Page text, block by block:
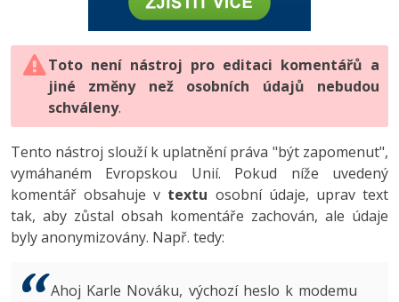
HTML5, CSS3, Bootstrap, SEO
SQL a databáze
Testování a verzování
UML a návrhové vzory
React
Spring
ASP.NET MVC
PHP
JavaScript
Python
HTML / CSS
UML a návrhové vzory
MySQL/MariaDB
MS-SQL
Vývojář mobilních aplikací
C# Game developer
Tester
Systémový administrátor
-80%
JavaScript -80%
PHP -80%
Swift -80%
Kotlin -80%
Digitální gramotnost
Marketing
WordPress
SEO
UX
Business
Photoshop -80%
Adobe Illustrator -80%
Adobe Lightroom
Adobe XD
Adobe InDesign -25%
Adobe After Effects
Toto není nástroj pro editaci komentářů a
jiné změny než osobních údajů nebudou
schváleny.
Tento nástroj slouží k uplatnění práva "být zapomenut",
vymáhaném Evropskou Unií. Pokud níže uvedený
komentář obsahuje v textu osobní údaje, uprav text
tak, aby zůstal obsah komentáře zachován, ale údaje
byly anonymizovány. Např. tedy:
Ahoj Karle Nováku, výchozí heslo k modemu